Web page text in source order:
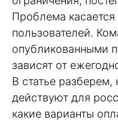
Проблема
пользователей.
опубликованными
зависят от
В статье разберем,
действуют для
какие варианты